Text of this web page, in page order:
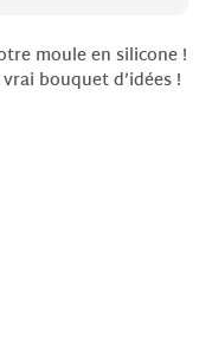
moule en silicone !
bouquet d’idées !